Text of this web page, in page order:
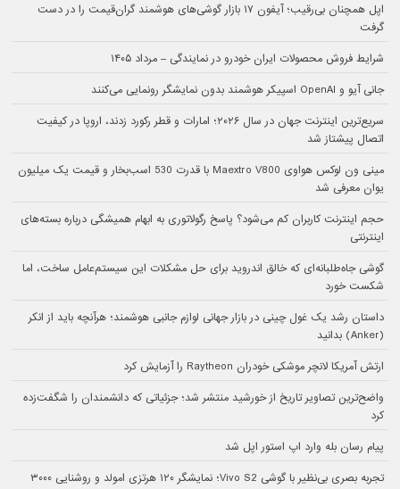
اپل همچنان بی‌رقیب؛ آیفون ۱۷ بازار گوشی‌های هوشمند گران‌قیمت را در دست
گرفت
شرایط فروش محصولات ایران خودرو در نمایندگی – مرداد ۱۴۰۵
جانی آیو و OpenAI اسپیکر هوشمند بدون نمایشگر رونمایی می‌کنند
سریع‌ترین اینترنت جهان در سال ۲۰۲۶؛ امارات و قطر رکورد زدند، اروپا در کیفیت
اتصال پیشتاز شد
مینی ون لوکس هواوی Maextro V800 با قدرت 530 اسب‌بخار و قیمت یک میلیون
یوان معرفی شد
حجم اینترنت کاربران کم می‌شود؟ پاسخ رگولاتوری به ابهام همیشگی درباره بسته‌های
اینترنتی
گوشی جاه‌طلبانه‌ای که خالق اندروید برای حل مشکلات این سیستم‌عامل ساخت، اما
شکست خورد
داستان رشد یک غول چینی در بازار جهانی لوازم جانبی هوشمند؛ هرآنچه باید از انکر
(Anker) بدانید
ارتش آمریکا لانچر موشکی خودران Raytheon را آزمایش کرد
واضح‌ترین تصاویر تاریخ از خورشید منتشر شد؛ جزئیاتی که دانشمندان را شگفت‌زده
کرد
پیام رسان بله وارد اپ استور اپل شد
تجربه بصری بی‌نظیر با گوشی Vivo S2؛ نمایشگر ۱۲۰ هرتزی امولد و روشنایی ۳۰۰۰